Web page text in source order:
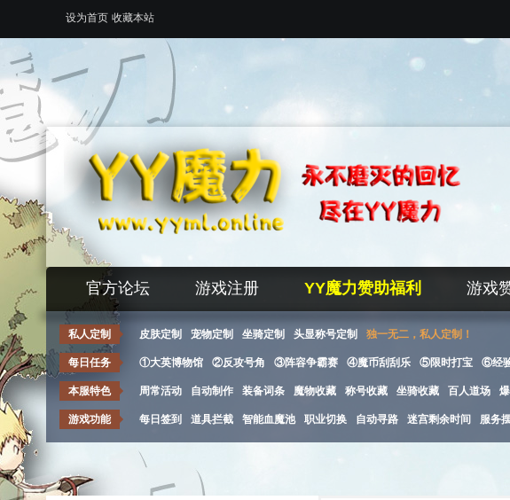
设为首页 收藏本站
官方论坛 游戏注册 YY魔力赞助福利 游戏
私人定制 皮肤定制 宠物定制 坐骑定制 头显称号定制 独一无二，私人定制！
每日任务 ①大英博物馆 ②反攻号角 ③阵容争霸赛 ④魔币刮刮乐 ⑤限时打宝 ⑥经
本服特色 周常活动 自动制作 装备词条 魔物收藏 称号收藏 坐骑收藏 百人道场
游戏功能 每日签到 道具拦截 智能血魔池 职业切换 自动寻路 迷宫剩余时间 服务